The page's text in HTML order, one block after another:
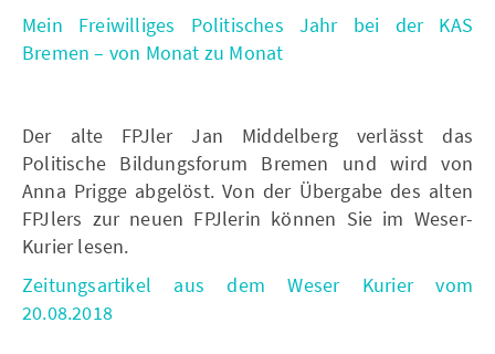
Mein Freiwilliges Politisches Jahr bei der KAS
Bremen – von Monat zu Monat
Der alte FPJler Jan Middelberg verlässt das
Politische Bildungsforum Bremen und wird von
Anna Prigge abgelöst. Von der Übergabe des alten
FPJlers zur neuen FPJlerin können Sie im Weser-
Kurier lesen.
Zeitungsartikel aus dem Weser Kurier vom
20.08.2018